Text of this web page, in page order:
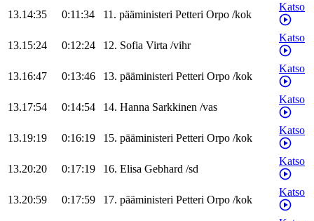
13.14:35 0:11:34 11. pääministeri Petteri Orpo /kok
Katso
13.15:24 0:12:24 12. Sofia Virta /vihr
Katso
13.16:47 0:13:46 13. pääministeri Petteri Orpo /kok
Katso
13.17:54 0:14:54 14. Hanna Sarkkinen /vas
Katso
13.19:19 0:16:19 15. pääministeri Petteri Orpo /kok
Katso
13.20:20 0:17:19 16. Elisa Gebhard /sd
Katso
13.20:59 0:17:59 17. pääministeri Petteri Orpo /kok
Katso